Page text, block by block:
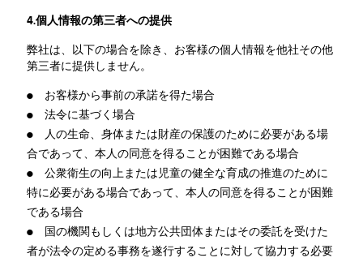
4.個人情報の第三者への提供
弊社は、以下の場合を除き、お客様の個人情報を他社その他
第三者に提供しません。
● お客様から事前の承諾を得た場合
● 法令に基づく場合
● 人の生命、身体または財産の保護のために必要がある場
合であって、本人の同意を得ることが困難である場合
● 公衆衛生の向上または児童の健全な育成の推進のために
特に必要がある場合であって、本人の同意を得ることが困難
である場合
● 国の機関もしくは地方公共団体またはその委託を受けた
者が法令の定める事務を遂行することに対して協力する必要